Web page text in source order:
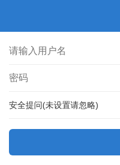
安全提问(未设置请忽略)